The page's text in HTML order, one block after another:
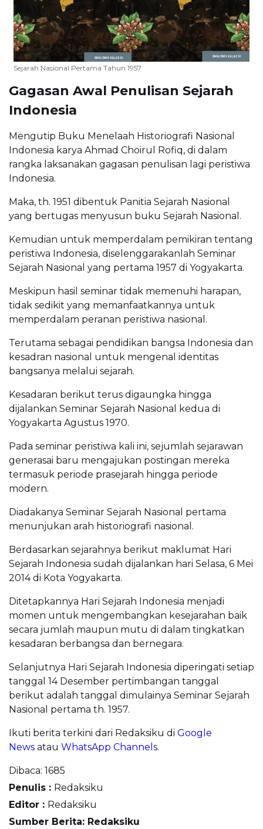
Sejarah Nasional Pertama Tahun 1957
Gagasan Awal Penulisan Sejarah
Indonesia
Mengutip Buku Menelaah Historiografi Nasional
Indonesia karya Ahmad Choirul Rofiq, di dalam
rangka laksanakan gagasan penulisan lagi peristiwa
Indonesia.
Maka, th. 1951 dibentuk Panitia Sejarah Nasional
yang bertugas menyusun buku Sejarah Nasional.
Kemudian untuk memperdalam pemikiran tentang
peristiwa Indonesia, diselenggarakanlah Seminar
Sejarah Nasional yang pertama 1957 di Yogyakarta.
Meskipun hasil seminar tidak memenuhi harapan,
tidak sedikit yang memanfaatkannya untuk
memperdalam peranan peristiwa nasional.
Terutama sebagai pendidikan bangsa Indonesia dan
kesadran nasional untuk mengenal identitas
bangsanya melalui sejarah.
Kesadaran berikut terus digaungka hingga
dijalankan Seminar Sejarah Nasional kedua di
Yogyakarta Agustus 1970.
Pada seminar peristiwa kali ini, sejumlah sejarawan
generasai baru mengajukan postingan mereka
termasuk periode prasejarah hingga periode
modern.
Diadakanya Seminar Sejarah Nasional pertama
menunjukan arah historiografi nasional.
Berdasarkan sejarahnya berikut maklumat Hari
Sejarah Indonesia sudah dijalankan hari Selasa, 6 Mei
2014 di Kota Yogyakarta.
Ditetapkannya Hari Sejarah Indonesia menjadi
momen untuk mengembangkan kesejarahan baik
secara jumlah maupun mutu di dalam tingkatkan
kesadaran berbangsa dan bernegara.
Selanjutnya Hari Sejarah Indonesia diperingati setiap
tanggal 14 Desember pertimbangan tanggal
berikut adalah tanggal dimulainya Seminar Sejarah
Nasional pertama th. 1957.
Ikuti berita terkini dari Redaksiku di Google
News atau WhatsApp Channels.
Dibaca: 1685
Penulis : Redaksiku
Editor : Redaksiku
Sumber Berita: Redaksiku